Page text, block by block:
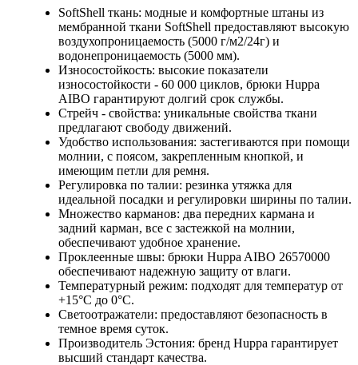
SoftShell ткань: модные и комфортные штаны из
мембранной ткани SoftShell предоставляют высокую
воздухопроницаемость (5000 г/м2/24г) и
водонепроницаемость (5000 мм).
Износостойкость: высокие показатели
износостойкости - 60 000 циклов, брюки Huppa
AIBO гарантируют долгий срок службы.
Стрейч - свойства: уникальные свойства ткани
предлагают свободу движений.
Удобство использования: застегиваются при помощи
молнии, с поясом, закрепленным кнопкой, и
имеющим петли для ремня.
Регулировка по талии: резинка утяжка для
идеальной посадки и регулировки ширины по талии.
Множество карманов: два передних кармана и
задний карман, все с застежкой на молнии,
обеспечивают удобное хранение.
Проклеенные швы: брюки Huppa AIBO 26570000
обеспечивают надежную защиту от влаги.
Температурный режим: подходят для температур от
+15°C до 0°C.
Светоотражатели: предоставляют безопасность в
темное время суток.
Производитель Эстония: бренд Huppa гарантирует
высший стандарт качества.